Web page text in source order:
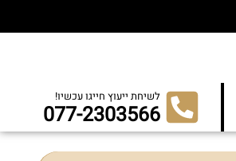
לשיחת ייעוץ חייגו עכשיו!
077-2303566